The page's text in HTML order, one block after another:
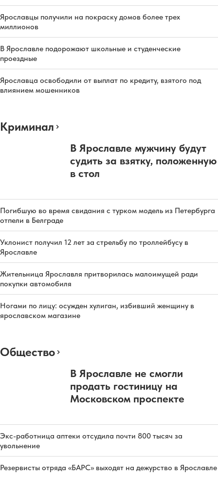
Ярославцы получили на покраску домов более трех
миллионов
В Ярославле подорожают школьные и студенческие
проездные
Ярославца освободили от выплат по кредиту, взятого под
влиянием мошенников
Криминал
В Ярославле мужчину будут
судить за взятку, положенную
в стол
Погибшую во время свидания с турком модель из Петербурга
отпели в Белграде
Уклонист получил 12 лет за стрельбу по троллейбусу в
Ярославле
Жительница Ярославля притворилась малоимущей ради
покупки автомобиля
Ногами по лицу: осужден хулиган, избивший женщину в
ярославском магазине
Общество
В Ярославле не смогли
продать гостиницу на
Московском проспекте
Экс-работница аптеки отсудила почти 800 тысяч за
увольнение
Резервисты отряда «БАРС» выходят на дежурство в Ярославле